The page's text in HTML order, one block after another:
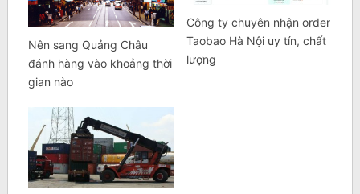
Nên sang Quảng Châu
đánh hàng vào khoảng thời
gian nào
Công ty chuyên nhận order
Taobao Hà Nội uy tín, chất
lượng